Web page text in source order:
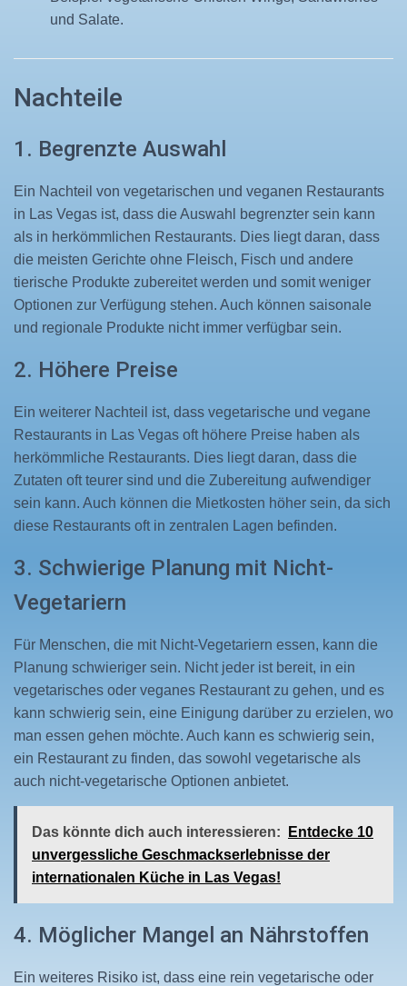
und Salate.
Nachteile
1. Begrenzte Auswahl
Ein Nachteil von vegetarischen und veganen Restaurants
in Las Vegas ist, dass die Auswahl begrenzter sein kann
als in herkömmlichen Restaurants. Dies liegt daran, dass
die meisten Gerichte ohne Fleisch, Fisch und andere
tierische Produkte zubereitet werden und somit weniger
Optionen zur Verfügung stehen. Auch können saisonale
und regionale Produkte nicht immer verfügbar sein.
2. Höhere Preise
Ein weiterer Nachteil ist, dass vegetarische und vegane
Restaurants in Las Vegas oft höhere Preise haben als
herkömmliche Restaurants. Dies liegt daran, dass die
Zutaten oft teurer sind und die Zubereitung aufwendiger
sein kann. Auch können die Mietkosten höher sein, da sich
diese Restaurants oft in zentralen Lagen befinden.
3. Schwierige Planung mit Nicht-
Vegetariern
Für Menschen, die mit Nicht-Vegetariern essen, kann die
Planung schwieriger sein. Nicht jeder ist bereit, in ein
vegetarisches oder veganes Restaurant zu gehen, und es
kann schwierig sein, eine Einigung darüber zu erzielen, wo
man essen gehen möchte. Auch kann es schwierig sein,
ein Restaurant zu finden, das sowohl vegetarische als
auch nicht-vegetarische Optionen anbietet.
Das könnte dich auch interessieren:
Entdecke 10
unvergessliche Geschmackserlebnisse der
internationalen Küche in Las Vegas!
4. Möglicher Mangel an Nährstoffen
Ein weiteres Risiko ist, dass eine rein vegetarische oder